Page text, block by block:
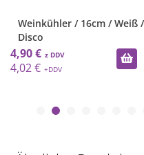
Weinkühler / 16cm / Weiß /
Disco
4,90 €
4,02 €